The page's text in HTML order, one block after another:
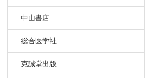
中山書店
総合医学社
克誠堂出版